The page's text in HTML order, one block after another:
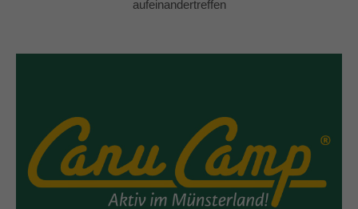
aufeinandertreffen